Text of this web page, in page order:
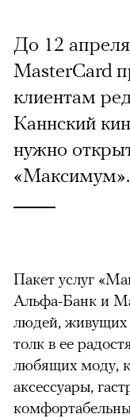
До 12
MasterCard
клиентам
Каннский
нужно
«Максимум».
Пакет услуг
Альфа-Банк и
людей,
толк в ее
любящих моду,
аксессуары,